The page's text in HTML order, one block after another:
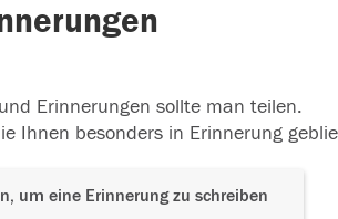
Erinnerungen sollte man teilen.
Ihnen besonders in Erinnerung
um eine Erinnerung zu schreiben